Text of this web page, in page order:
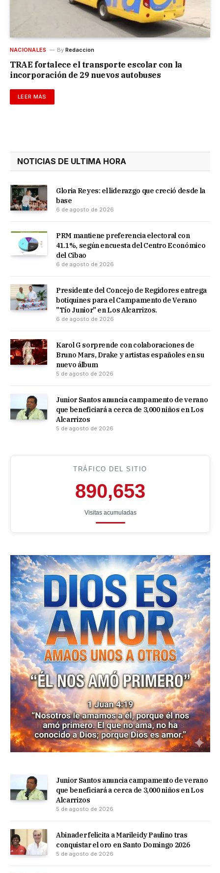
NACIONALES By Redaccion
TRAE fortalece el transporte escolar con la
incorporación de 29 nuevos autobuses
LEER MÁS
NOTICIAS DE ULTIMA HORA
Gloria Reyes: el liderazgo que creció desde la
base
6 de agosto de 2026
PRM mantiene preferencia electoral con
41.1%, según encuesta del Centro Económico
del Cibao
6 de agosto de 2026
Presidente del Concejo de Regidores entrega
botiquines para el Campamento de Verano
"Tío Junior" en Los Alcarrizos.
6 de agosto de 2026
Karol G sorprende con colaboraciones de
Bruno Mars, Drake y artistas españoles en su
nuevo álbum
5 de agosto de 2026
Junior Santos anuncia campamento de verano
que beneficiará a cerca de 3,000 niños en Los
Alcarrizos
5 de agosto de 2026
TRÁFICO DEL SITIO
890,653
Visitas acumuladas
Junior Santos anuncia campamento de verano
que beneficiará a cerca de 3,000 niños en Los
Alcarrizos
5 de agosto de 2026
Abinader felicita a Marileidy Paulino tras
conquistar el oro en Santo Domingo 2026
5 de agosto de 2026